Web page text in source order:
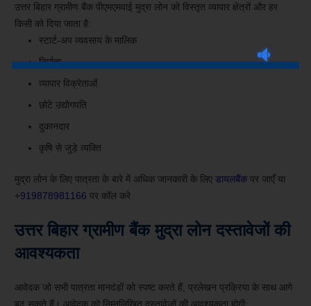
उत्तर बिहार ग्रामीण बैंक पीएमएमवाई मुद्रा लोन को विस्तृत व्यापार क्षेत्रों और हर
किसी को दिया जाता है:
स्टार्ट-अप व्यवसाय के मालिक
निर्माता
व्यापार विक्रेताओं
छोटे उद्योगपति
दुकानदार
कृषि से जुड़े व्यक्ति
मुद्रा लोन के लिए पात्रता के बारे में अधिक जानकारी के लिए डायलबैंक पर जाएँ या
+919878981166 पर कॉल करे
उत्तर बिहार ग्रामीण बैंक मुद्रा लोन दस्तावेजों की
आवश्यकता
आवेदक जो सभी पात्रता मानदंडों को स्पष्ट करते हैं, प्रलेखन प्रक्रिया के साथ आगे